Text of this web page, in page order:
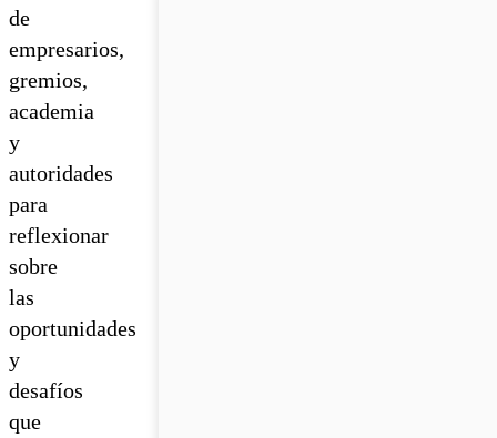
de
empresarios,
gremios,
academia
y
autoridades
para
reflexionar
sobre
las
oportunidades
y
desafíos
que